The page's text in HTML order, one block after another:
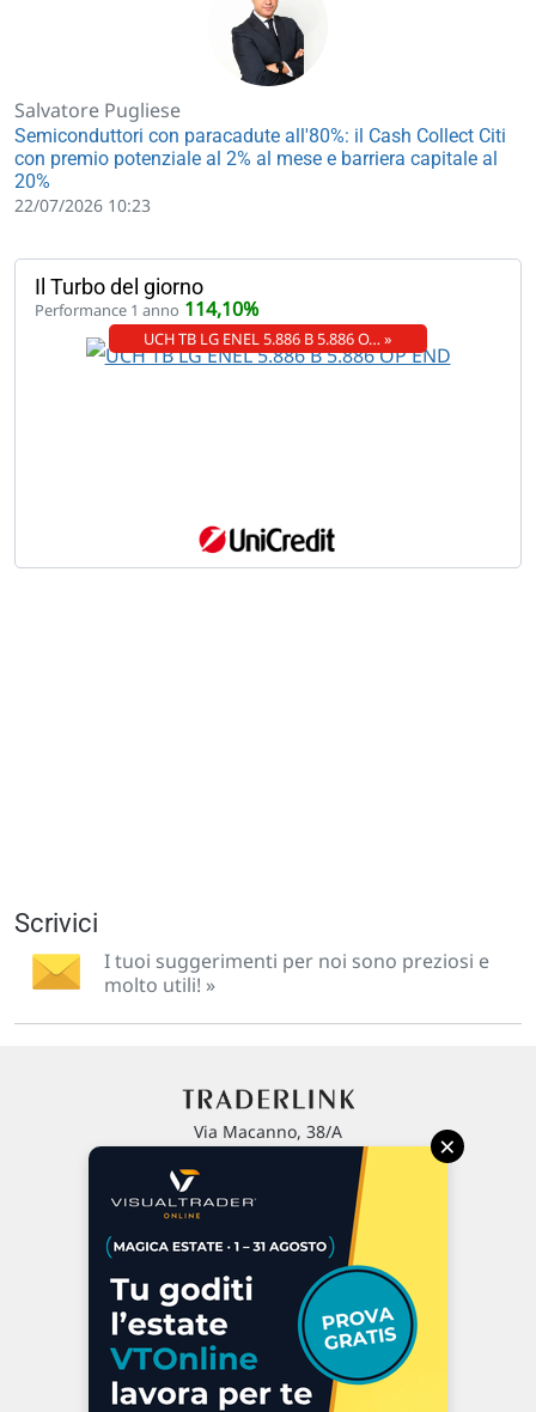
Salvatore Pugliese
Semiconduttori con paracadute all'80%: il Cash Collect Citi
con premio potenziale al 2% al mese e barriera capitale al
20%
22/07/2026 10:23
Il Turbo del giorno
Performance 1 anno 114,10%
UCH TB LG ENEL 5.886 B 5.886 O… »
Scrivici
I tuoi suggerimenti per noi sono preziosi e
molto utili! »
Via Macanno, 38/A
P.IVA 02 452 460 401
Chi siamo
Commenti e segnalazioni
Contattaci
×